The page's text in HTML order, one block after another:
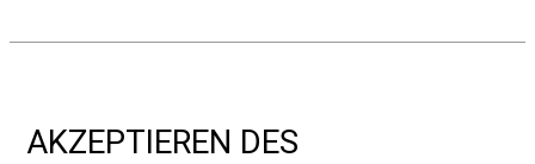
AKZEPTIEREN DES
UNVERMEIDLICHEN